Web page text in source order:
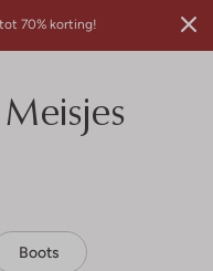
70% korting!
Boots